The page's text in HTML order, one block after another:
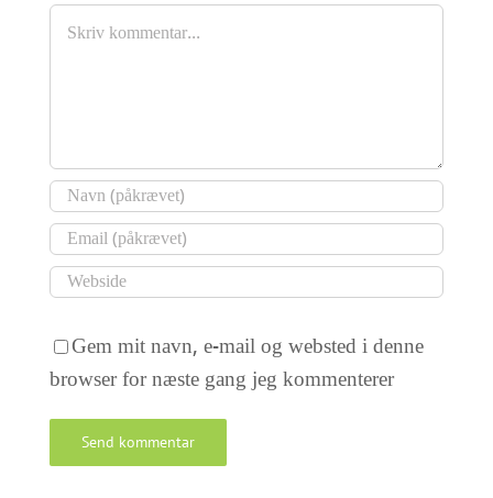
Comment
Gem mit navn, e-mail og websted i denne
browser for næste gang jeg kommenterer